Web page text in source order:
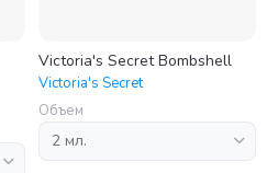
Victoria's Secret Bombshell
Victoria's Secret
Объем